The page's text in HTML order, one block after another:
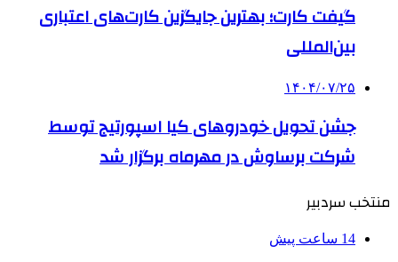
گیفت کارت؛ بهترین جایگزین کارت‌های اعتباری
بین‌المللی
۱۴۰۴/۰۷/۲۵
جشن تحویل خودروهای کیا اسپورتیج توسط
شرکت برساوش در مهرماه برگزار شد
منتخب سردبیر
14 ساعت پیش